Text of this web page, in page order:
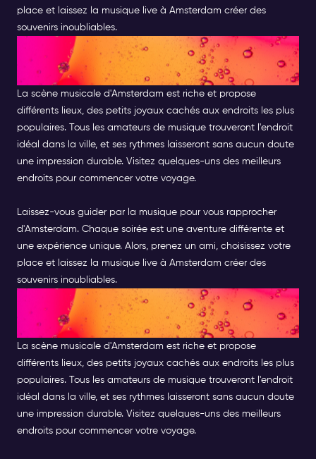
place et laissez la musique live à Amsterdam créer des
souvenirs inoubliables.
EMBRASSER LA MÉLODIE :
VOTRE SOIRÉE À AMSTERDAM
La scène musicale d'Amsterdam est riche et propose
différents lieux, des petits joyaux cachés aux endroits les plus
populaires. Tous les amateurs de musique trouveront l'endroit
idéal dans la ville, et ses rythmes laisseront sans aucun doute
une impression durable. Visitez quelques-uns des meilleurs
endroits pour commencer votre voyage.
Laissez-vous guider par la musique pour vous rapprocher
d'Amsterdam. Chaque soirée est une aventure différente et
une expérience unique. Alors, prenez un ami, choisissez votre
place et laissez la musique live à Amsterdam créer des
souvenirs inoubliables.
EMBRASSER LA MÉLODIE :
VOTRE SOIRÉE À AMSTERDAM
La scène musicale d'Amsterdam est riche et propose
différents lieux, des petits joyaux cachés aux endroits les plus
populaires. Tous les amateurs de musique trouveront l'endroit
idéal dans la ville, et ses rythmes laisseront sans aucun doute
une impression durable. Visitez quelques-uns des meilleurs
endroits pour commencer votre voyage.